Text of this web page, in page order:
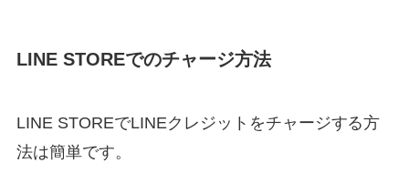
LINE STOREでのチャージ方法
LINE STOREでLINEクレジットをチャージする方
法は簡単です。